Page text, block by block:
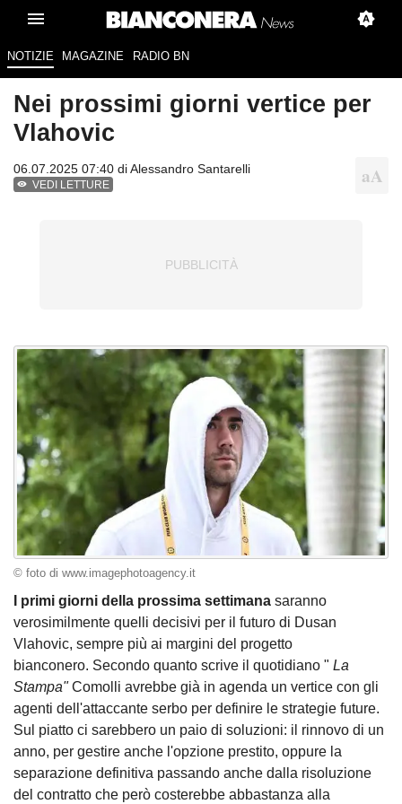
NOTIZIE MAGAZINE RADIO BN
Nei prossimi giorni vertice per
Vlahovic
06.07.2025 07:40 diAlessandro Santarelli
VEDI LETTURE
© foto di www.imagephotoagency.it
I primi giorni della prossima settimana saranno
verosimilmente quelli decisivi per il futuro di Dusan
Vlahovic, sempre più ai margini del progetto
bianconero. Secondo quanto scrive il quotidiano " La
Stampa"Comolli avrebbe già in agenda un vertice con gli
agenti dell'attaccante serbo per definire le strategie future.
Sul piatto ci sarebbero un paio di soluzioni: il rinnovo di un
anno, per gestire anche l'opzione prestito, oppure la
separazione definitiva passando anche dalla risoluzione
del contratto che però costerebbe abbastanza alla